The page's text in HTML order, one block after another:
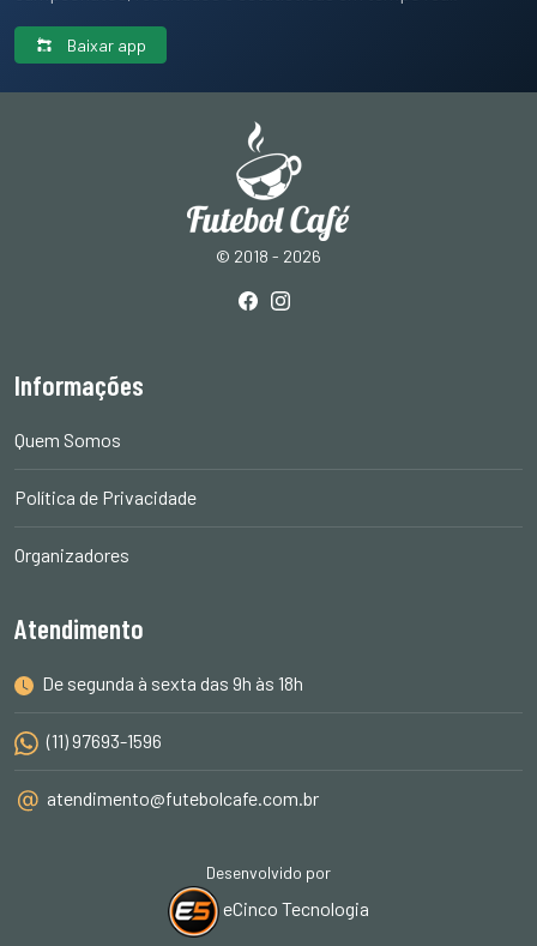
Baixar app
© 2018 - 2026
Informações
Quem Somos
Política de Privacidade
Organizadores
Atendimento
De segunda à sexta das 9h às 18h
(11) 97693-1596
atendimento@futebolcafe.com.br
Desenvolvido por
eCinco Tecnologia